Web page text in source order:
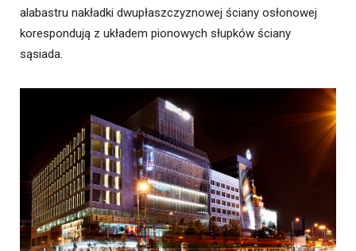
alabastru nakładki dwupłaszczyznowej ściany osłonowej
korespondują z układem pionowych słupków ściany
sąsiada.